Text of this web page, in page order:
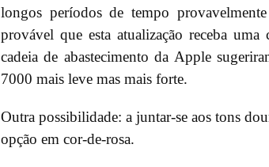
longos períodos de tempo
provável que esta atualização receba
cadeia de abastecimento da Apple
7000 mais leve mas mais forte.
Outra possibilidade: a juntar-se aos tons
opção em cor-de-rosa.